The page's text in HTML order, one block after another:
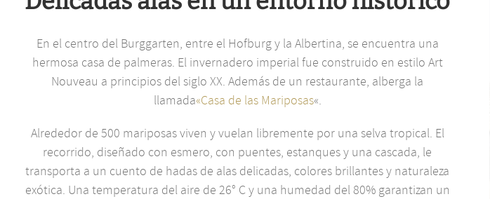
En el centro del Burggarten, entre el Hofburg y la Albertina, se encuentra una
hermosa casa de palmeras. El invernadero imperial fue construido en estilo Art
Nouveau a principios del siglo XX. Además de un restaurante, alberga la
llamada«Casa de las Mariposas«.
Alrededor de 500 mariposas viven y vuelan libremente por una selva tropical. El
recorrido, diseñado con esmero, con puentes, estanques y una cascada, le
transporta a un cuento de hadas de alas delicadas, colores brillantes y naturaleza
exótica. Una temperatura del aire de 26° C y una humedad del 80% garantizan un